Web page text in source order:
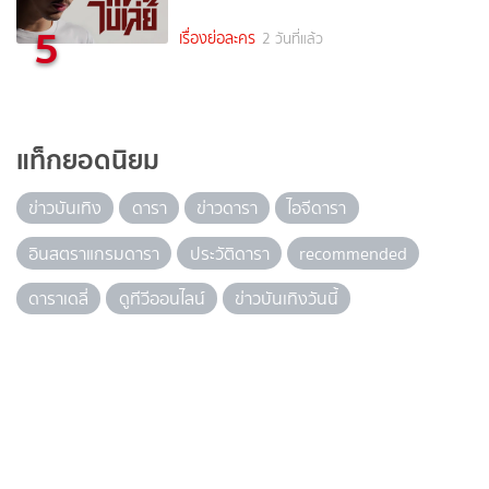
5 เรื่องย่อละคร 2 วันที่แล้ว
แท็กยอดนิยม
ข่าวบันเทิง ดารา ข่าวดารา
ไอจีดารา
อินสตราแกรมดารา
ประวัติดารา
recommended
ดาราเดลี่
ดูทีวีออนไลน์ ข่าวบันเทิงวันนี้